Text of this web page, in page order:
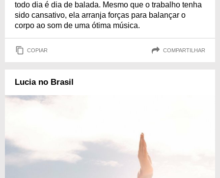
todo dia é dia de balada. Mesmo que o trabalho tenha
sido cansativo, ela arranja forças para balançar o
corpo ao som de uma ótima música.
COPIAR COMPARTILHAR
Lucia no Brasil